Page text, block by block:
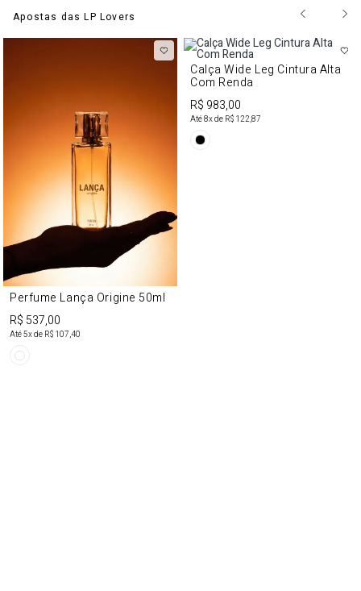
Apostas das LP Lovers
Perfume Lança Origine 50ml
R$ 537,00
Até5x de R$ 107,40
Calça Wide Leg Cintura Alta
Com Renda
R$ 983,00
Até8x de R$ 122,87